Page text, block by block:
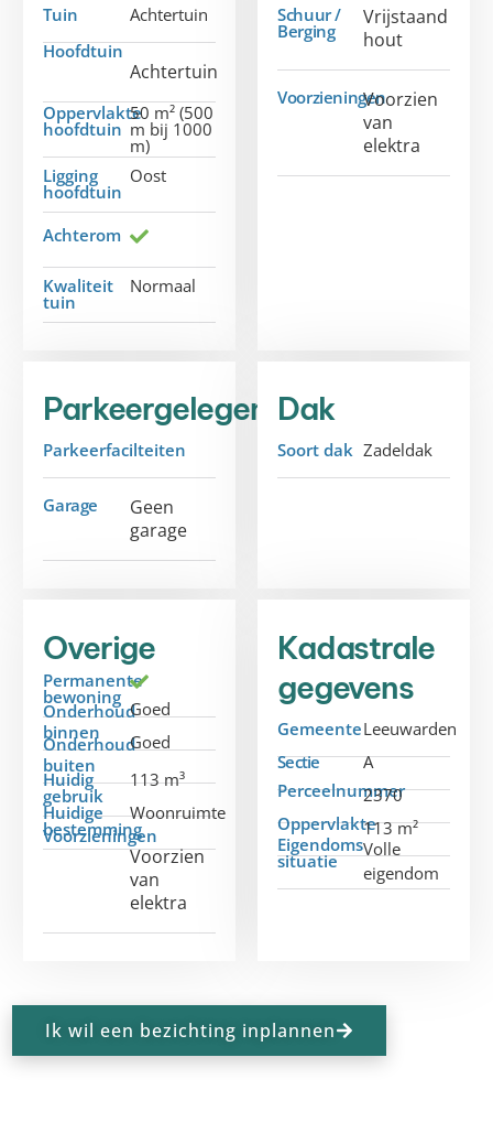
Tuin
Achtertuin
Hoofdtuin
Achtertuin
Oppervlakte
hoofdtuin
50 m² (500
m bij 1000
m)
Ligging
hoofdtuin
Oost
Achterom
Kwaliteit
tuin
Normaal
Schuur /
Berging
Vrijstaand
hout
VoorzieningenVoorzien
van
elektra
Parkeergelegenheid
Parkeerfacilteiten
Garage
Geen
garage
Dak
Soort dak Zadeldak
Overige
Permanente
bewoning
Onderhoud
binnen
Goed
Onderhoud
buiten
Goed
Huidig
gebruik
113 m³
Huidige
bestemming
Woonruimte
Voorzieningen
Voorzien
van
elektra
Kadastrale
gegevens
GemeenteLeeuwarden
Sectie
A
Perceelnummer
2370
Oppervlakte113 m²
Eigendoms
situatie
Volle
eigendom
Ik wil een bezichting inplannen